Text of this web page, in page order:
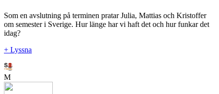
Som en avslutning på terminen pratar Julia, Mattias och Kristoffer
om semester i Sverige. Hur länge har vi haft det och hur funkar det
idag?
+ Lyssna
M